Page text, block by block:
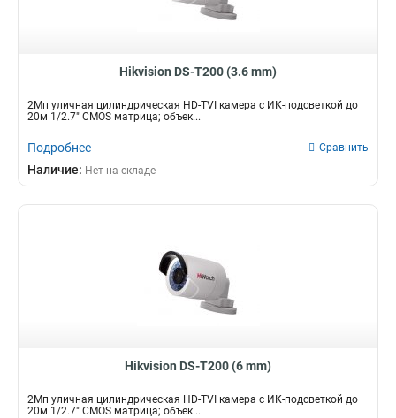
Hikvision DS-T200 (3.6 mm)
2Мп уличная цилиндрическая HD-TVI камера с ИК-подсветкой до
20м 1/2.7" CMOS матрица; объек...
Подробнее Сравнить
Наличие: Нет на складе
Hikvision DS-T200 (6 mm)
2Мп уличная цилиндрическая HD-TVI камера с ИК-подсветкой до
20м 1/2.7" CMOS матрица; объек...